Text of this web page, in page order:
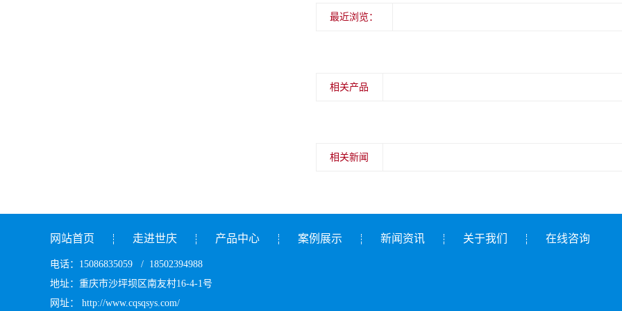
最近浏览：
相关产品
相关新闻
网站首页 走进世庆 产品中心 案例展示 新闻资讯 关于我们 在线咨询
电话：15086835059 / 18502394988
地址：重庆市沙坪坝区南友村16-4-1号
网址： http://www.cqsqsys.com/